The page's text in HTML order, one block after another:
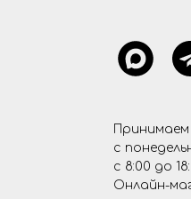
с
с 8:00 до
Онлайн-